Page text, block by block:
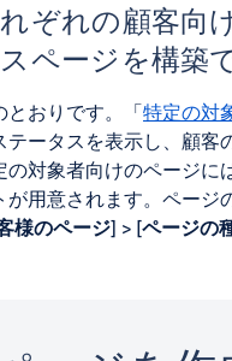
ぞれの顧客向
ページを構築
とおりです。「特定の対
テータスを表示し、顧客
の対象者向けのページに
が用意されます。ペー
様のページ] > [ページの